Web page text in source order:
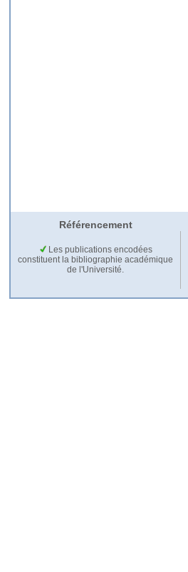
Référencement
Les publications encodées
constituent la bibliographie académique
de l'Université.